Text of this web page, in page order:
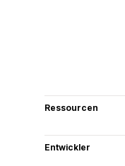
Ressourcen
Entwickler